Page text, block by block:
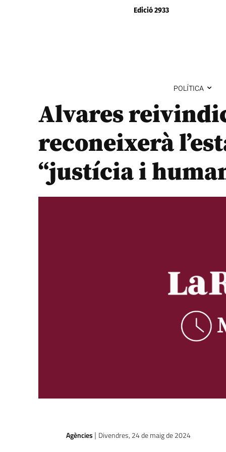
Edició 2933
POLÍTICA
Alvares
reconeixerà
“justícia i
Agències | Divendres, 24 de maig de 2024